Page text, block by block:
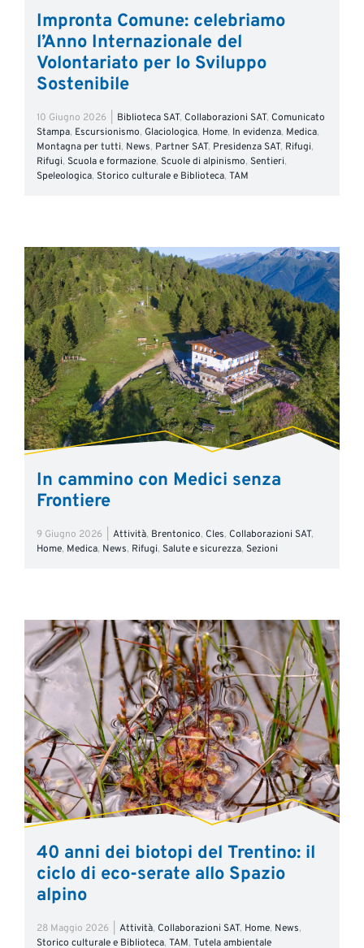
Impronta Comune: celebriamo
l’Anno Internazionale del
Volontariato per lo Sviluppo
Sostenibile
10 Giugno 2026 Biblioteca SAT, Collaborazioni SAT, Comunicato
Stampa, Escursionismo, Glaciologica, Home, In evidenza, Medica,
Montagna per tutti, News, Partner SAT, Presidenza SAT, Rifugi,
Rifugi, Scuola e formazione, Scuole di alpinismo, Sentieri,
Speleologica, Storico culturale e Biblioteca, TAM
In cammino con Medici senza
Frontiere
9 Giugno 2026 Attività, Brentonico, Cles, Collaborazioni SAT,
Home, Medica, News, Rifugi, Salute e sicurezza, Sezioni
40 anni dei biotopi del Trentino: il
ciclo di eco-serate allo Spazio
alpino
28 Maggio 2026 Attività, Collaborazioni SAT, Home, News,
Storico culturale e Biblioteca, TAM, Tutela ambientale